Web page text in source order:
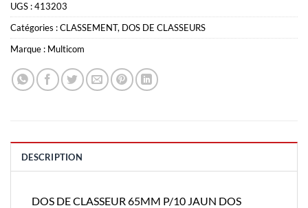
UGS :413203
Catégories :CLASSEMENT, DOS DE CLASSEURS
Marque : Multicom
DESCRIPTION
DOS DE CLASSEUR 65MM P/10 JAUN DOS